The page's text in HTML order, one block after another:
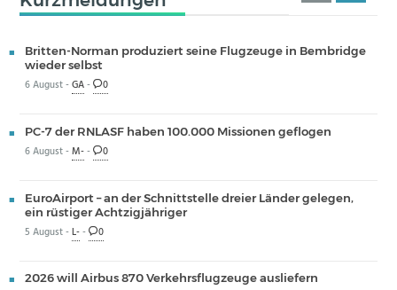
Britten-Norman produziert seine Flugzeuge in Bembridge
wieder selbst
6 August -GA- 0
PC-7 der RNLASF haben 100.000 Missionen geflogen
6 August -M-- 0
EuroAirport – an der Schnittstelle dreier Länder gelegen,
ein rüstiger Achtzigjähriger
5 August -L-- 0
2026 will Airbus 870 Verkehrsflugzeuge ausliefern